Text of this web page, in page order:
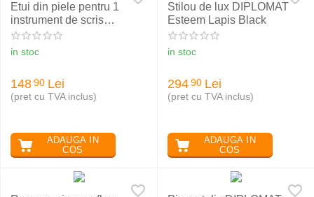
Etui din piele pentru 1
instrument de scris
DIPLOMAT
in stoc
148 90 Lei
(pret cu TVA inclus)
ADAUGA IN
COS
Stilou de lux DIPLOMAT
Esteem Lapis Black
in stoc
294 90 Lei
(pret cu TVA inclus)
ADAUGA IN
COS